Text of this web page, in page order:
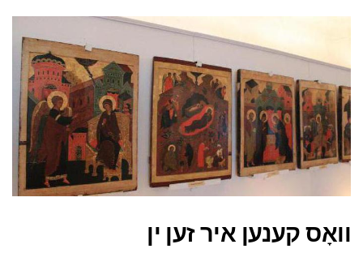
וואָס קענען איר זען ין